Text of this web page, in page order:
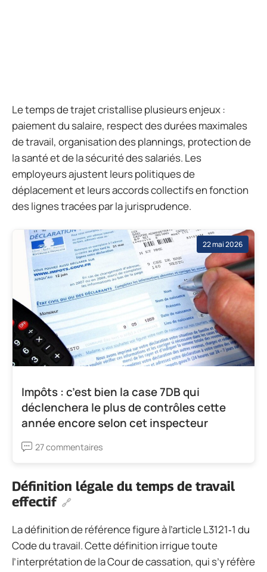
Le temps de trajet cristallise plusieurs enjeux :
paiement du salaire, respect des durées maximales
de travail, organisation des plannings, protection de
la santé et de la sécurité des salariés. Les
employeurs ajustent leurs politiques de
déplacement et leurs accords collectifs en fonction
des lignes tracées par la jurisprudence.
22 mai 2026
Impôts : c’est bien la case 7DB qui
déclenchera le plus de contrôles cette
année encore selon cet inspecteur
27 commentaires
Définition légale du temps de travail
effectif
La définition de référence figure à l’article L3121‑1 du
Code du travail. Cette définition irrigue toute
l’interprétation de la Cour de cassation, qui s’y réfère